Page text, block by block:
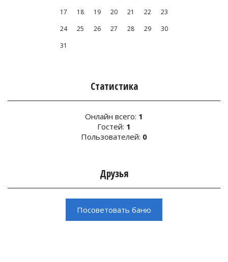
17
18 19 20 21 22
23
24
25 26 27 28 29
30
31
Статистика
Онлайн всего: 1
Гостей: 1
Пользователей: 0
Друзья